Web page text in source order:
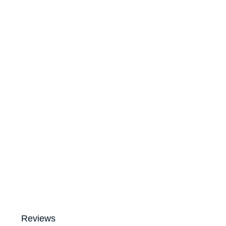
Reviews